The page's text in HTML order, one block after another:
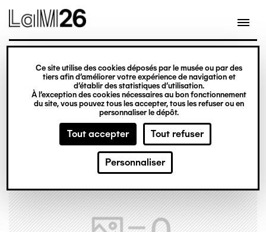
Gestion des cookies
Ce site utilise des cookies déposés par le musée ou par des
tiers afin d’améliorer votre expérience de navigation et
d’établir des statistiques d’utilisation.
À l’exception des cookies nécessaires au bon fonctionnement
du site, vous pouvez tous les accepter, tous les refuser ou en
personnaliser le dépôt.
Tout accepter Tout refuser
Personnaliser
contenu